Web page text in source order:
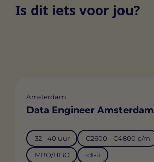
Is dit iets voor jou?
Amsterdam
Data Engineer Amsterdam
32 - 40 uur €2600 - €4800 p/m
MBO/HBO ict-it